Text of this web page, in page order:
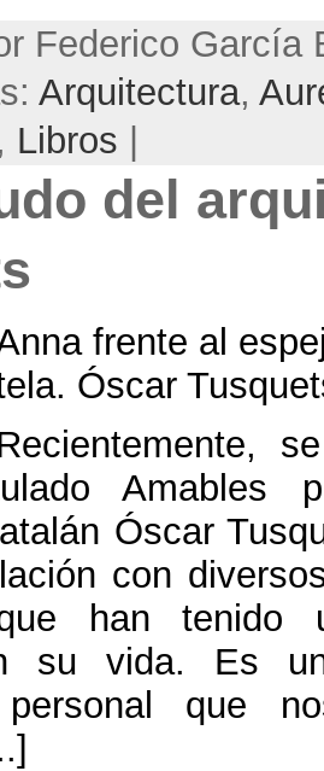
Federico García
Arquitectura,
Libros
del
frente al
Óscar
Amables
Óscar
con
han tenido
su vida. Es
personal que